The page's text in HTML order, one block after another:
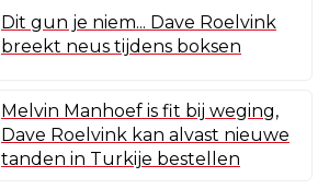
Dit gun je niem... Dave Roelvink
breekt neus tijdens boksen
Melvin Manhoef is fit bij weging,
Dave Roelvink kan alvast nieuwe
tanden in Turkije bestellen